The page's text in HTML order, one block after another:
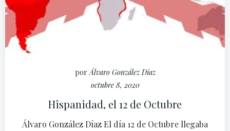
por Álvaro González Díaz
octubre 8, 2020
Hispanidad, el 12 de Octubre
Álvaro González Díaz El día 12 de Octubre llegaba